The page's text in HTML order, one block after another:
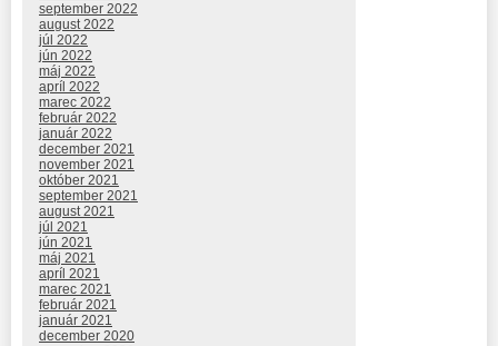
september 2022
august 2022
júl 2022
jún 2022
máj 2022
apríl 2022
marec 2022
február 2022
január 2022
december 2021
november 2021
október 2021
september 2021
august 2021
júl 2021
jún 2021
máj 2021
apríl 2021
marec 2021
február 2021
január 2021
december 2020